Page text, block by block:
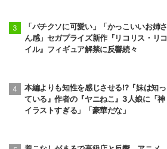
「バチクソに可愛い」「かっこいいお姉さ
ん感」セガプライズ新作『リコリス・リコ
イル』フィギュア解禁に反響続々
本編よりも知性を感じさせる!?『妹は知っ
ている』作者の『ヤニねこ』3人娘に「神
イラストすぎる」「豪華だな」